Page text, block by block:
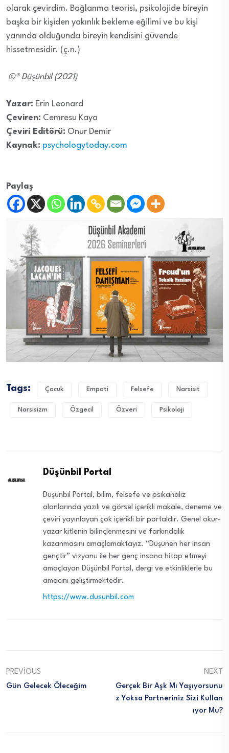
olarak çevirdim. Bağlanma teorisi, psikolojide bireyin
başka bir kişiden yakınlık bekleme eğilimi ve bu kişi
yanında olduğunda bireyin kendisini güvende
hissetmesidir. (ç.n.)
©® Düşünbil (2021)
Yazar: Erin Leonard
Çeviren: Cemresu Kaya
Çeviri Editörü: Onur Demir
Kaynak: psychologytoday.com
Paylaş
Tags: Çocuk Empati Felsefe Narsisit
Narsisizm Özgecil Özveri Psikoloji
Düşünbil Portal
Düşünbil Portal, bilim, felsefe ve psikanaliz
alanlarında yazılı ve görsel içerikli makale, deneme ve
çeviri yayınlayan çok içerikli bir portaldır. Genel okur-
yazar kitlenin bilinçlenmesini ve farkındalık
kazanmasını amaçlamaktayız. “Düşünen her insan
gençtir” vizyonu ile her genç insana hitap etmeyi
amaçlayan Düşünbil Portal, dergi ve etkinliklerle bu
amacını geliştirmektedir.
https://www.dusunbil.com
PREVIOUS
Gün Gelecek Öleceğim
NEXT
Gerçek Bir Aşk Mı Yaşıyorsunu
Z Yoksa Partneriniz Sizi Kullan
Iyor Mu?